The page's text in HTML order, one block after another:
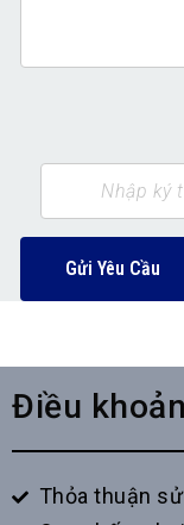
Gửi Yêu Cầu
Điều
Thỏa thuận